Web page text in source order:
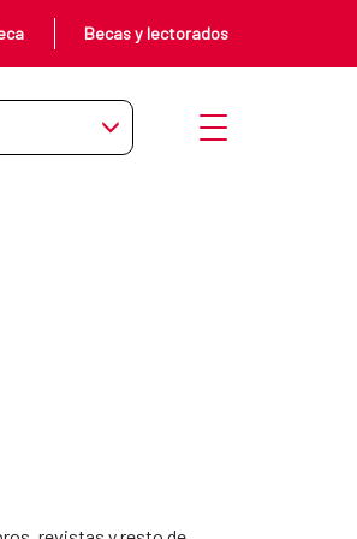
Becas y lectorados
Abrir menú